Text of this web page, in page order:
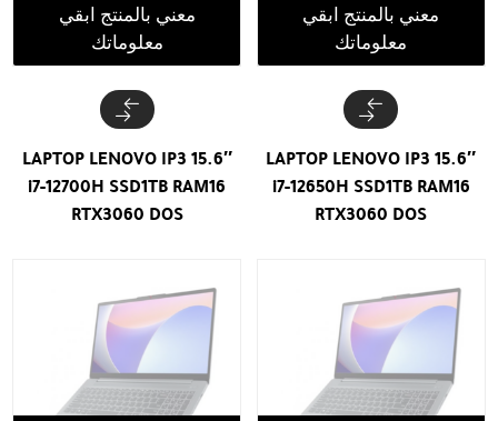
معني بالمنتج ابقي
معلوماتك
LAPTOP LENOVO IP3 15.6″
i7-12650H SSD1TB RAM16
RTX3060 DOS
معني بالمنتج ابقي
معلوماتك
LAPTOP LENOVO IP3 15.6″
i7-12700H SSD1TB RAM16
RTX3060 DOS